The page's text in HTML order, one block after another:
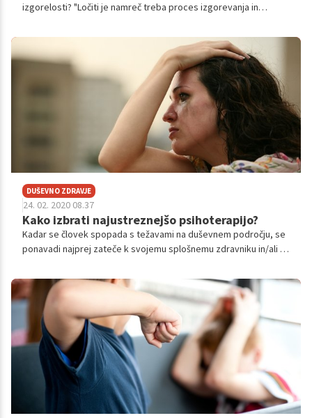
izgorelosti? "Ločiti je namreč treba proces izgorevanja in
Pšeničny, psihologinja in psihoterapevtka. "V procesu smo že,
ko se začnemo prisilno pretirano angažirati, ko začnemo
delovati deloholično, perfekcionistično, ko se prek vseh meja
trudimo, da bi drugim ugajali in podobno."
DUŠEVNO ZDRAVJE
24. 02. 2020 08.37
Kako izbrati najustreznejšo psihoterapijo?
Kadar se človek spopada s težavami na duševnem področju, se
ponavadi najprej zateče k svojemu splošnemu zdravniku in/ali k
motnje tako močni, da motijo vsakdanje življenje in delo, pa ga
napotita, naj si poišče psihoterapevtsko zdravljenje.